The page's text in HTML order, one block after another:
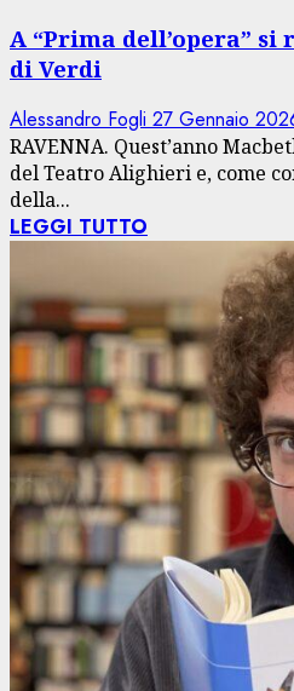
A “Prima dell’opera”
di Verdi
Alessandro Fogli 27 Gennaio
RAVENNA. Quest’anno
del Teatro Alighieri e, come
della...
LEGGI TUTTO